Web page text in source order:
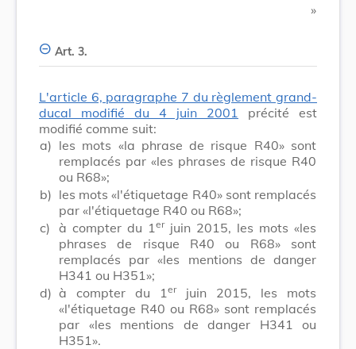
​ »
Art. 3.
L'article 6, paragraphe 7 du règlement grand-
ducal modifié du 4 juin 2001
précité est
modifié comme suit:
a) les mots «la phrase de risque R40» sont
remplacés par «les phrases de risque R40
ou R68»;
b) les mots «l'étiquetage R40» sont remplacés
par «l'étiquetage R40 ou R68»;
c) à compter du 1 erjuin 2015, les mots «les
phrases de risque R40 ou R68» sont
remplacés par «les mentions de danger
H341 ou H351»;
d) à compter du 1 erjuin 2015, les mots
«l'étiquetage R40 ou R68» sont remplacés
par «les mentions de danger H341 ou
H351».